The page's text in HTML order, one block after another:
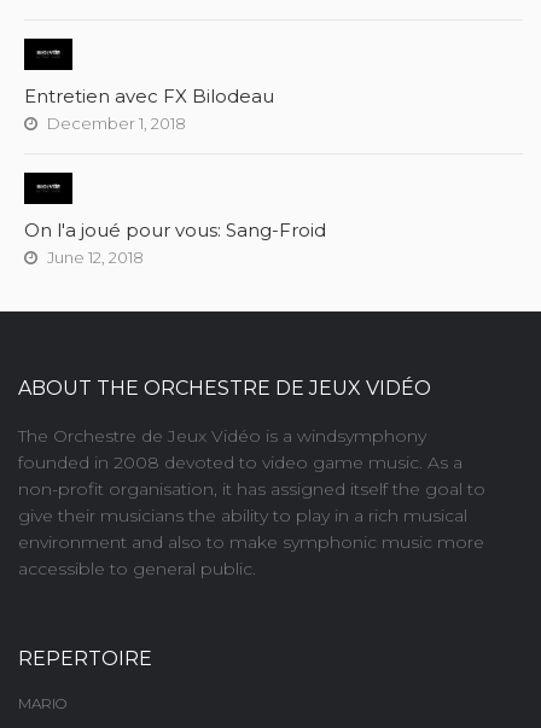
Entretien avec FX Bilodeau
December 1, 2018
On l'a joué pour vous: Sang-Froid
June 12, 2018
ABOUT THE ORCHESTRE DE JEUX VIDÉO
The Orchestre de Jeux Vidéo is a windsymphony
founded in 2008 devoted to video game music. As a
non-profit organisation, it has assigned itself the goal to
give their musicians the ability to play in a rich musical
environment and also to make symphonic music more
accessible to general public.
REPERTOIRE
MARIO